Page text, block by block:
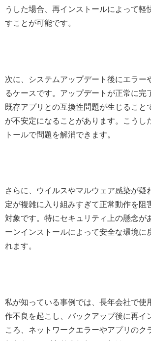
うした場合、再インストールによって軽
すことが可能です。
次に、システムアップデート後にエラー
るケースです。アップデートが正常に完
既存アプリとの互換性問題が生じること
が不安定になることがあります。こうし
トールで問題を解消できます。
さらに、ウイルスやマルウェア感染が疑
定が複雑に入り組みすぎて正常動作を阻
対象です。特にセキュリティ上の懸念が
ーンインストールによって安全な環境に
れます。
私が知っている事例では、長年会社で使
作不良を起こし、バックアップ後に再イ
ころ、ネットワークエラーやアプリのク